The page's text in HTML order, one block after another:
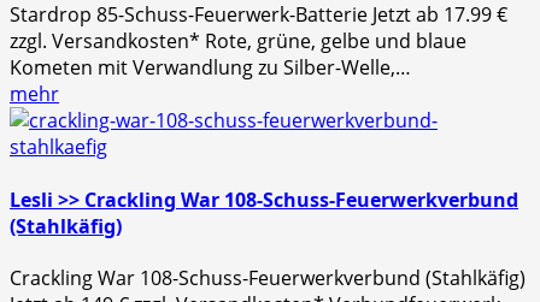
Stardrop 85-Schuss-Feuerwerk-Batterie Jetzt ab 17.99 €
zzgl. Versandkosten* Rote, grüne, gelbe und blaue
Kometen mit Verwandlung zu Silber-Welle,…
mehr
Lesli >> Crackling War 108-Schuss-Feuerwerkverbund
(Stahlkäfig)
Crackling War 108-Schuss-Feuerwerkverbund (Stahlkäfig)